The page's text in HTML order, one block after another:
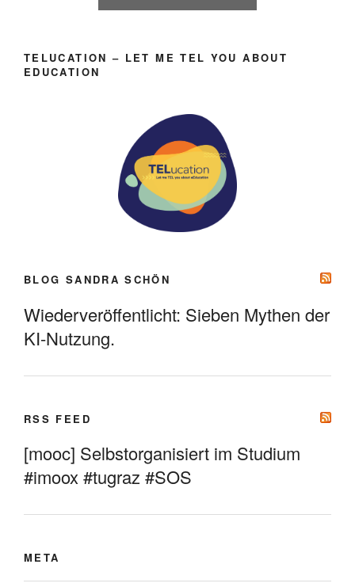
TELUCATION – LET ME TEL YOU ABOUT
EDUCATION
BLOG SANDRA SCHÖN
Wiederveröffentlicht: Sieben Mythen der
KI-Nutzung.
RSS FEED
[mooc] Selbstorganisiert im Studium
#imoox #tugraz #SOS
META